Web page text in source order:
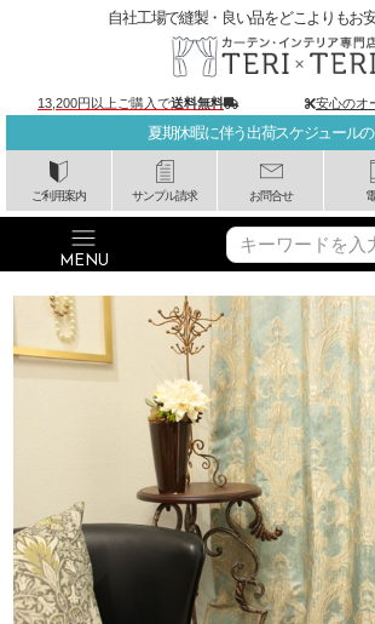
夏期休暇に伴う出荷スケジュール
ご利用案内 サンプル請求 お問合せ
自社工場で縫製・良い品をどこよりもお
13,200円以上ご購入で送料無料 安心のオ